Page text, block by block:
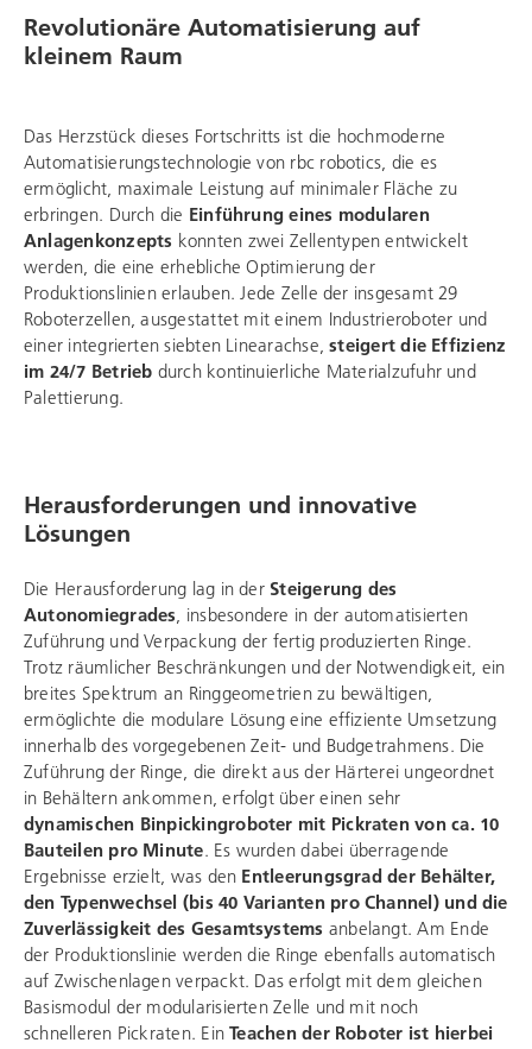
Revolutionäre Automatisierung auf
kleinem Raum
Das Herzstück dieses Fortschritts ist die hochmoderne
Automatisierungstechnologie von rbc robotics , die es
ermöglicht, maximale Leistung auf minimaler Fläche zu
erbringen. Durch die Einführung eines modularen
Anlagenkonzepts konnten zwei Zellentypen entwickelt
werden, die eine erhebliche Optimierung der
Produktionslinien erlauben. Jede Zelle der insgesamt 29
Roboterzellen, ausgestattet mit einem Industrieroboter und
einer integrierten siebten Linearachse,steigert die Effizienz
im 24/7 Betrieb durch kontinuierliche Materialzufuhr und
Palettierung.
Herausforderungen und innovative
Lösungen
Die Herausforderung lag in der Steigerung des
Autonomiegrades , insbesondere in der automatisierten
Zuführung und Verpackung der fertig produzierten Ringe.
Trotz räumlicher Beschränkungen und der Notwendigkeit, ein
breites Spektrum an Ringgeometrien zu bewältigen,
ermöglichte die modulare Lösung eine effiziente Umsetzung
innerhalb des vorgegebenen Zeit- und Budgetrahmens. Die
Zuführung der Ringe, die direkt aus der Härterei ungeordnet
in Behältern ankommen, erfolgt über einen sehr
dynamischen Binpickingroboter mit Pickraten von ca. 10
Bauteilen pro Minute. Es wurden dabei überragende
Ergebnisse erzielt, was den Entleerungsgrad der Behälter,
den Typenwechsel (bis 40 Varianten pro Channel) und die
Zuverlässigkeit des Gesamtsystems anbelangt. Am Ende
der Produktionslinie werden die Ringe ebenfalls automatisch
auf Zwischenlagen verpackt. Das erfolgt mit dem gleichen
Basismodul der modularisierten Zelle und mit noch
schnelleren Pickraten. EinTeachen der Roboter ist hierbei